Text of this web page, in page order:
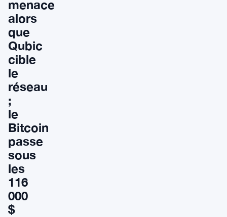
menace
alors
que
Qubic
cible
le
réseau
;
le
Bitcoin
passe
sous
les
116
000
$